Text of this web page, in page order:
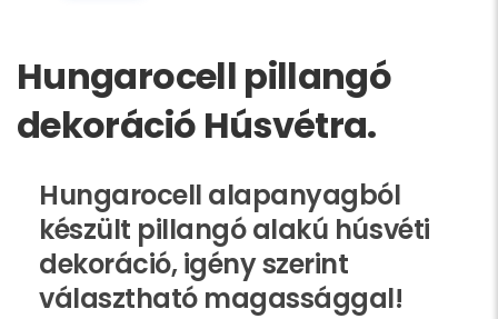
Hungarocell pillangó
dekoráció Húsvétra.
Hungarocell alapanyagból
készült pillangó alakú húsvéti
dekoráció, igény szerint
választható magassággal!